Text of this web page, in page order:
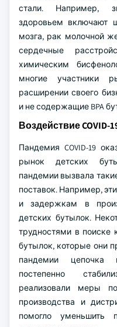
стали. Например,
здоровьем включают
мозга, рак молочной
сердечные
химическим
многие участники
расширении своего
и не содержащие BPA
Воздействие COVID-
Пандемия COVID-19
рынок детских
пандемии вызвала
поставок. Например,
и задержкам в
детских бутылок.
трудностями в поиске
бутылок, которые они
пандемии цепочка
постепенно
реализовали меры
производства и
помогло уменьшить